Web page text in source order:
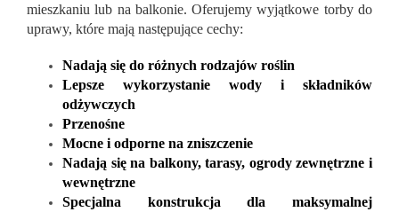
mieszkaniu lub na balkonie. Oferujemy wyjątkowe torby do
uprawy, które mają następujące cechy:
Nadają się do różnych rodzajów roślin
Lepsze wykorzystanie wody i składników
odżywczych
Przenośne
Mocne i odporne na zniszczenie
Nadają się na balkony, tarasy, ogrody zewnętrzne i
wewnętrzne
Specjalna konstrukcja dla maksymalnej